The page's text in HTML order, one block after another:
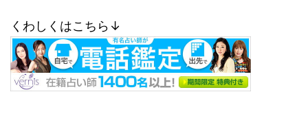
くわしくはこちら↓